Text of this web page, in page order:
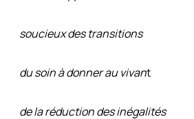
soucieux des transitions
du soin à donner au vivant
de la réduction des inégalités